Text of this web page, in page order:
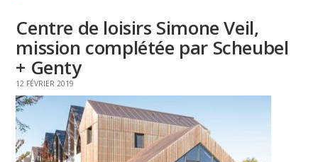
Centre de loisirs Simone Veil,
mission complétée par Scheubel
+ Genty
12 FÉVRIER 2019